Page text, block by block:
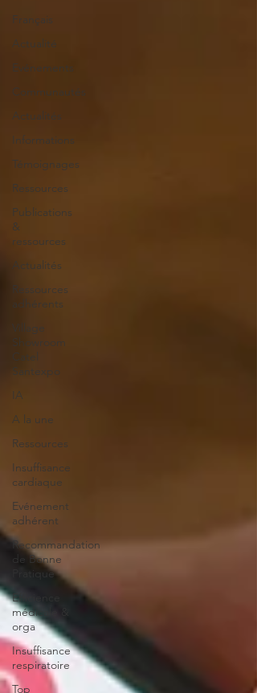
Français
Actualité
Evénements
Communautés
Actualités
Informations
Témoignages
Ressources
Publications
&
ressources
Actualités
Ressources
adhérents
Village
Showroom
Catel
Santexpo
IA
A la une
Ressources
Insuffisance
cardiaque
Evénement
adhérent
Recommandation
de Bonne
Pratique
Efficience
médicale &
orga
Insuffisance
respiratoire
Top